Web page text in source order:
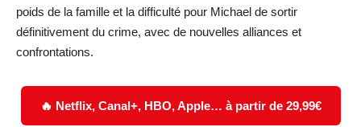
poids de la famille et la difficulté pour Michael de sortir
définitivement du crime, avec de nouvelles alliances et
confrontations.
🔥 Netflix, Canal+, HBO, Apple… à partir de 29,99€